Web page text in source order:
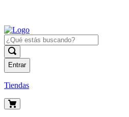
Entrar
Tiendas